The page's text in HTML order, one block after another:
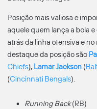
Posição mais valiosa e
aquele quem lança a bola
atrás da linha ofensiva e
destaque da posição são
Chiefs), Lamar Jackson (
(Cincinnati Bengals).
Running Back(RB)